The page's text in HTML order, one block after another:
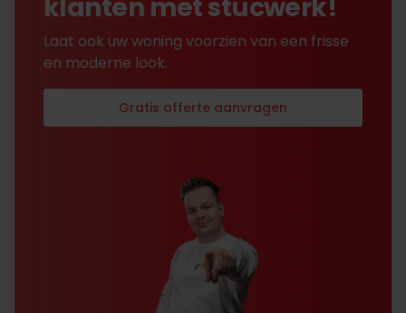
klanten met stucwerk!
Laat ook uw woning voorzien van een frisse
en moderne look.
Gratis offerte aanvragen